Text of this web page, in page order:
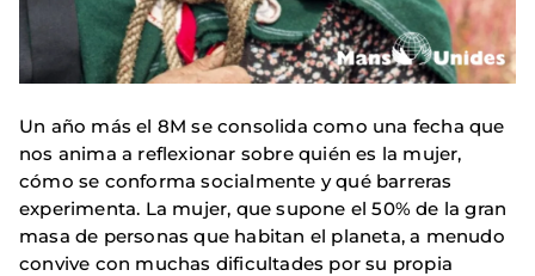
Un año más el 8M se consolida como una fecha que
nos anima a reflexionar sobre quién es la mujer,
cómo se conforma socialmente y qué barreras
experimenta. La mujer, que supone el 50% de la gran
masa de personas que habitan el planeta, a menudo
convive con muchas dificultades por su propia